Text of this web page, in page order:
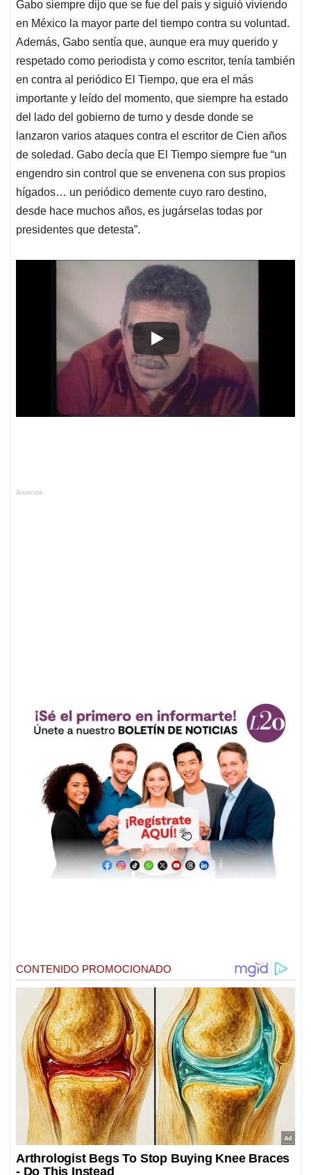
Gabo siempre dijo que se fue del país y siguió viviendo
en México la mayor parte del tiempo contra su voluntad.
Además, Gabo sentía que, aunque era muy querido y
respetado como periodista y como escritor, tenía también
en contra al periódico El Tiempo, que era el más
importante y leído del momento, que siempre ha estado
del lado del gobierno de turno y desde donde se
lanzaron varios ataques contra el escritor de Cien años
de soledad. Gabo decía que El Tiempo siempre fue “un
engendro sin control que se envenena con sus propios
hígados… un periódico demente cuyo raro destino,
desde hace muchos años, es jugárselas todas por
presidentes que detesta”.
Anuncios.